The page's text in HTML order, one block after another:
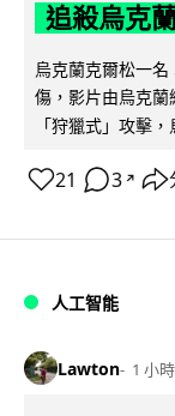
追殺烏克
烏克蘭克爾松一
傷，影片由烏克
「狩獵式」攻擊
21 3 ↗
人工智能
Lawton 1 小時